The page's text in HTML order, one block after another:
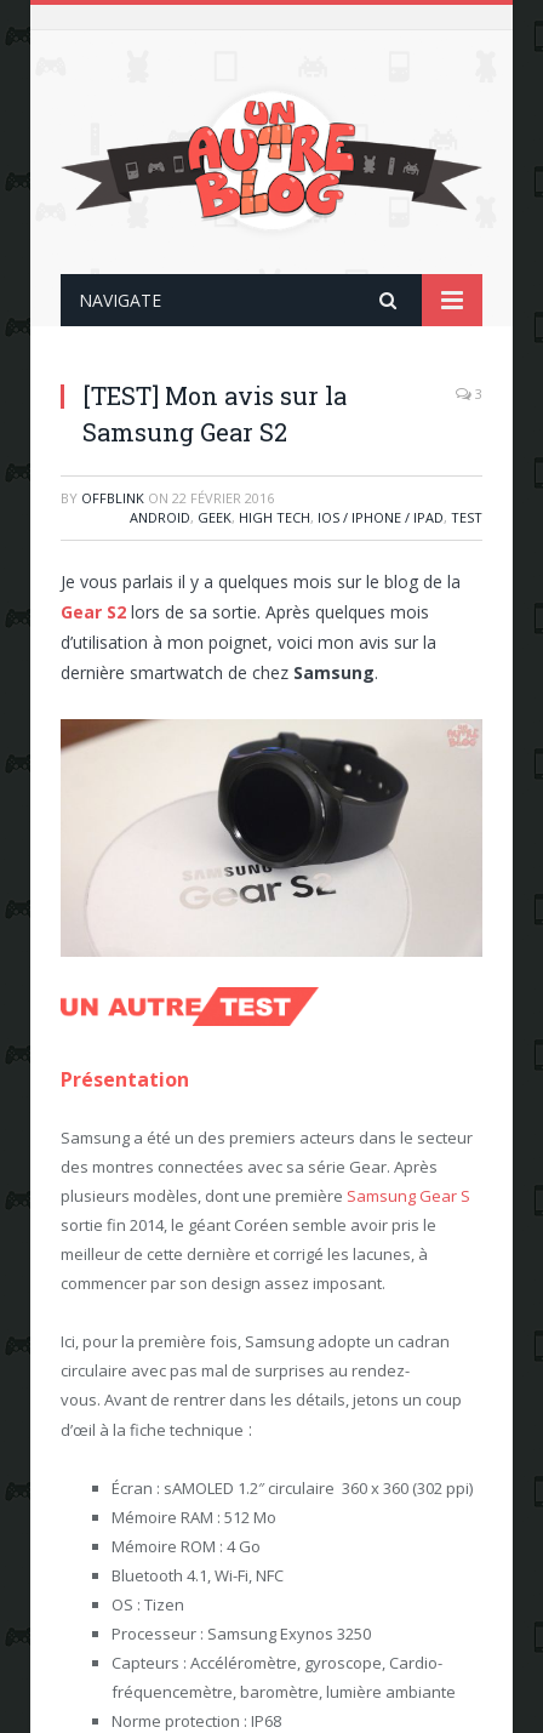
NAVIGATE
[TEST] Mon avis sur la
Samsung Gear S2
3
BY OFFBLINK ON 22 FÉVRIER 2016
ANDROID, GEEK, HIGH TECH, IOS / IPHONE / IPAD, TEST
Je vous parlais il y a quelques mois sur le blog de la
Gear S2 lors de sa sortie. Après quelques mois
d’utilisation à mon poignet, voici mon avis sur la
dernière smartwatch de chez Samsung.
Présentation
Samsung a été un des premiers acteurs dans le secteur
des montres connectées avec sa série Gear. Après
plusieurs modèles, dont une première Samsung Gear S
sortie fin 2014, le géant Coréen semble avoir pris le
meilleur de cette dernière et corrigé les lacunes, à
commencer par son design assez imposant.
Ici, pour la première fois, Samsung adopte un cadran
circulaire avec pas mal de surprises au rendez-
vous. Avant de rentrer dans les détails, jetons un coup
d’œil à la fiche technique :
Écran : sAMOLED 1.2″ circulaire 360 x 360 (302 ppi)
Mémoire RAM : 512 Mo
Mémoire ROM : 4 Go
Bluetooth 4.1, Wi-Fi, NFC
OS : Tizen
Processeur : Samsung Exynos 3250
Capteurs : Accéléromètre, gyroscope, Cardio-
fréquencemètre, baromètre, lumière ambiante
Norme protection : IP68